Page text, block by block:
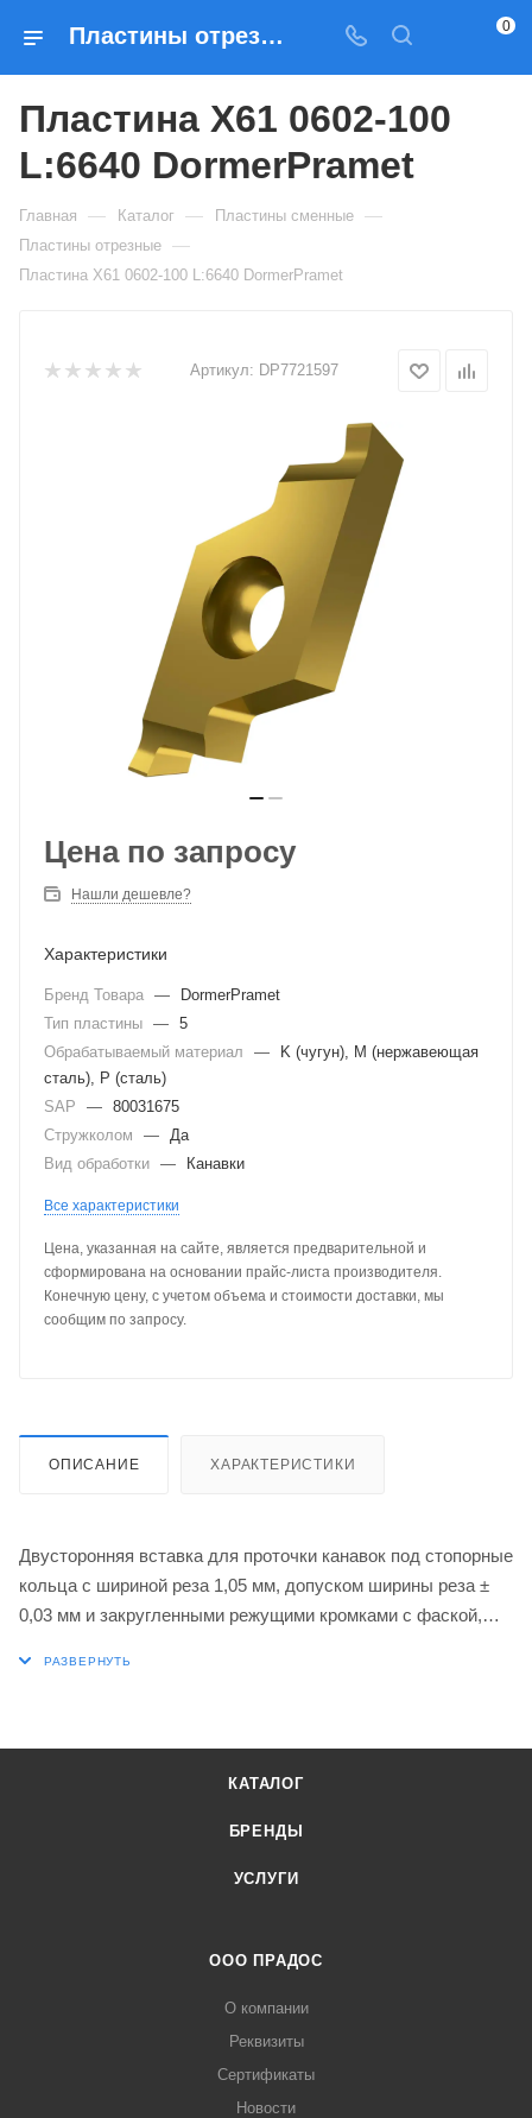
Пластины отрезные Пластина X61 0602-100 L:6640 DormerPramet — купить по выгодным ценам в Москве 0
Пластина X61 0602-100
L:6640 DormerPramet
Главная — Каталог — Пластины сменные —
Пластины отрезные —
Пластина X61 0602-100 L:6640 DormerPramet
Артикул: DP7721597
Цена по запросу
Нашли дешевле?
Характеристики
Бренд Товара —
DormerPramet
Тип пластины — 5
Обрабатываемый материал
—
K (чугун), M (нержавеющая
сталь), P (сталь)
SAP
— 80031675
Стружколом
— Да
Вид обработки — Канавки
Все характеристики
Цена, указанная на сайте, является предварительной и
сформирована на основании прайс-листа производителя.
Конечную цену, с учетом объема и стоимости доставки, мы
сообщим по запросу.
ОПИСАНИЕ ХАРАКТЕРИСТИКИ
Двусторонняя вставка для проточки канавок под стопорные
кольца с шириной реза 1,05 мм, допуском ширины реза ±
0,03 мм и закругленными режущими кромками с фаской,
КАТАЛОГ
БРЕНДЫ
УСЛУГИ
ООО ПРАДОС
О компании
Реквизиты
Сертификаты
Новости